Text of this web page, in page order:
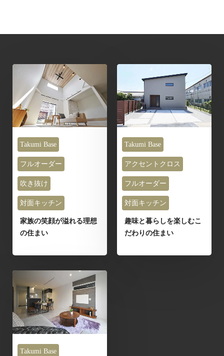
Takumi Base
フルオーダー
吹き抜け
対面キッチン
家族の笑顔が溢れる理想
の住まい
Takumi Base
アクセントクロス
フルオーダー
対面キッチン
趣味と暮らしを楽しむこ
だわりの住まい
Takumi Base